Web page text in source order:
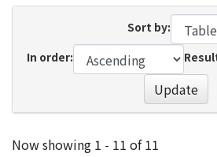
Sort by:
In order:
Update
Recent Submissions
Now showing 1 - 11 of 11